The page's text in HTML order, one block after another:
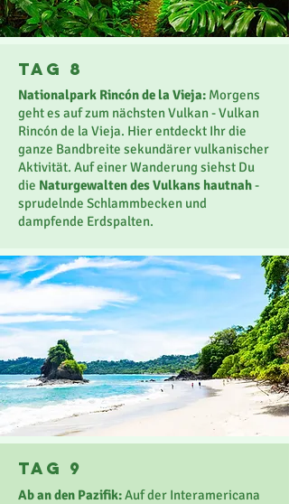
TaG 8
Nationalpark Rincón de la Vieja: Morgens
geht es auf zum nächsten Vulkan - Vulkan
Rincón de la Vieja. Hier entdeckt Ihr die
ganze Bandbreite sekundärer vulkanischer
Aktivität. Auf einer Wanderung siehst Du
die Naturgewalten des Vulkans hautnah-
sprudelnde Schlammbecken und
dampfende Erdspalten.
Tag 9
Ab an den Pazifik:Auf der Interamericana